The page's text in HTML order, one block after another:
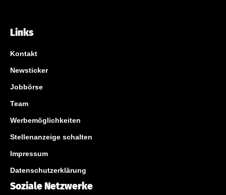
Links
Kontakt
Newsticker
Jobbörse
Team
Werbemöglichkeiten
Stellenanzeige schalten
Impressum
Datenschutzerklärung
Soziale Netzwerke